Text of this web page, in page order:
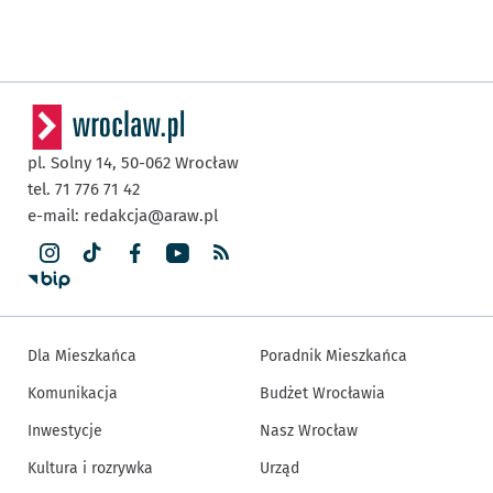
pl. Solny 14, 50-062 Wrocław
tel. 71 776 71 42
e-mail: redakcja@araw.pl
Dla Mieszkańca
Komunikacja
Inwestycje
Kultura i rozrywka
Poradnik Mieszkańca
Budżet Wrocławia
Nasz Wrocław
Urząd